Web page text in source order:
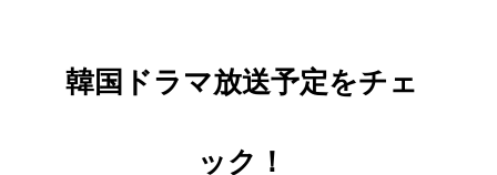
韓国ドラマ放送予定をチェ
ック！